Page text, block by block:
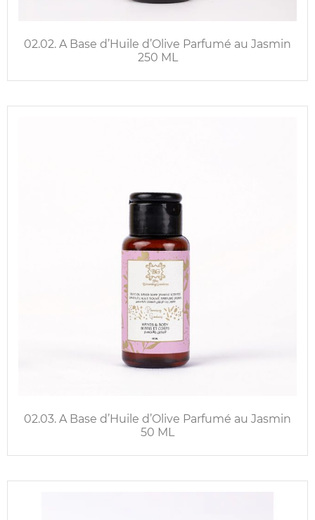
02.02. A Base d’Huile d’Olive Parfumé au Jasmin
250 ML
02.03. A Base d’Huile d’Olive Parfumé au Jasmin
50 ML